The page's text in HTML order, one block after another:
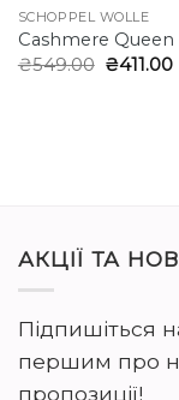
SCHOPPEL WOLLE
Cashmere Queen
₴549.00 ₴411.00
АКЦІЇ ТА
Підпишіться
першим про
пропозиції!